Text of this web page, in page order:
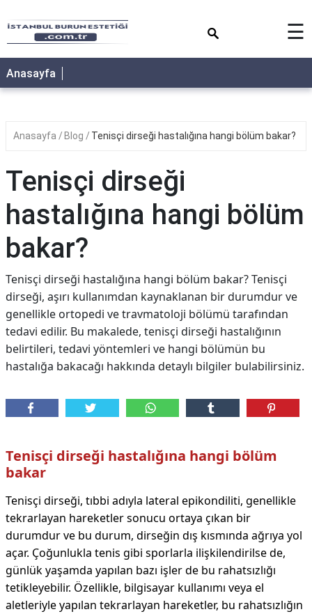
☰
Anasayfa
Anasayfa Blog Tenisçi dirseği hastalığına hangi bölüm bakar?
Tenisçi dirseği
hastalığına hangi bölüm
bakar?
Tenisçi dirseği hastalığına hangi bölüm bakar? Tenisçi
dirseği, aşırı kullanımdan kaynaklanan bir durumdur ve
genellikle ortopedi ve travmatoloji bölümü tarafından
tedavi edilir. Bu makalede, tenisçi dirseği hastalığının
belirtileri, tedavi yöntemleri ve hangi bölümün bu
hastalığa bakacağı hakkında detaylı bilgiler bulabilirsiniz.
Tenisçi dirseği hastalığına hangi bölüm
bakar
Tenisçi dirseği, tıbbi adıyla lateral epikondiliti, genellikle
tekrarlayan hareketler sonucu ortaya çıkan bir
durumdur ve bu durum, dirseğin dış kısmında ağrıya yol
açar. Çoğunlukla tenis gibi sporlarla ilişkilendirilse de,
günlük yaşamda yapılan bazı işler de bu rahatsızlığı
tetikleyebilir. Özellikle, bilgisayar kullanımı veya el
aletleriyle yapılan tekrarlayan hareketler, bu rahatsızlığın